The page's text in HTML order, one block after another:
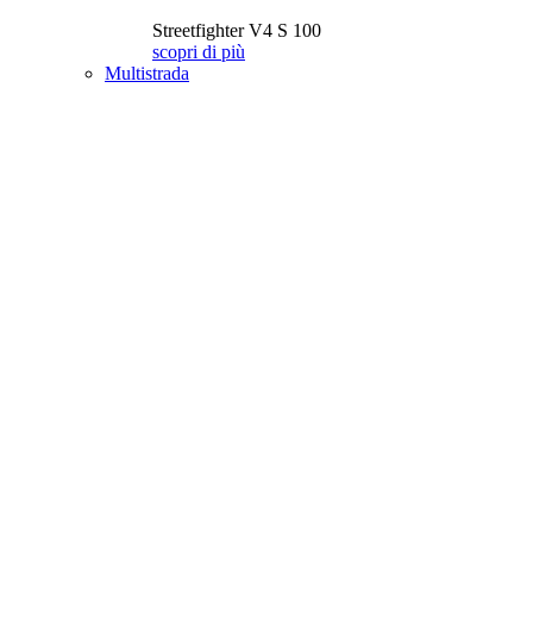
Streetfighter V4 S 100
scopri di più
Multistrada